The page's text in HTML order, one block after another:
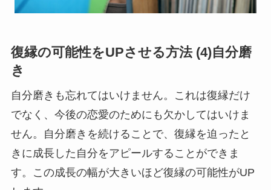
復縁の可能性をUPさせる方法 (4)自分磨
き
自分磨きも忘れてはいけません。これは復縁だけ
でなく、今後の恋愛のためにも欠かしてはいけま
せん。自分磨きを続けることで、復縁を迫ったと
きに成長した自分をアピールすることができま
す。この成長の幅が大きいほど復縁の可能性がUP